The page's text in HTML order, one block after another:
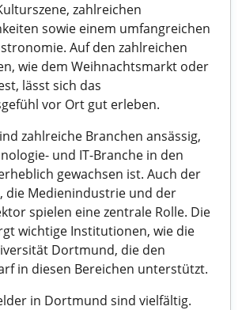
zahlreichen
sowie einem umfangreichen
Auf den zahlreichen
wie dem Weihnachtsmarkt oder
lässt sich das
vor Ort gut erleben.
zahlreiche Branchen ansässig,
und IT-Branche in den
gewachsen ist. Auch der
die Medienindustrie und der
spielen eine zentrale Rolle. Die
wichtige Institutionen, wie die
Dortmund, die den
in diesen Bereichen unterstützt.
in Dortmund sind vielfältig.